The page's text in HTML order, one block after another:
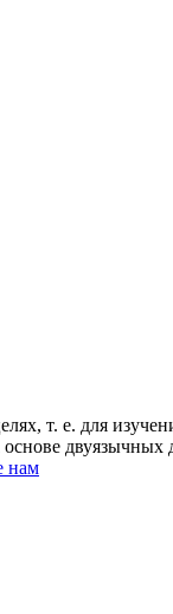
т. е. для
нам